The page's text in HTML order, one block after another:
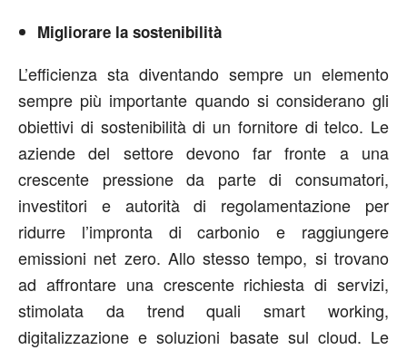
Migliorare la sostenibilità
L’efficienza sta diventando sempre un elemento
sempre più importante quando si considerano gli
obiettivi di sostenibilità di un fornitore di telco. Le
aziende del settore devono far fronte a una
crescente pressione da parte di consumatori,
investitori e autorità di regolamentazione per
ridurre l’impronta di carbonio e raggiungere
emissioni net zero. Allo stesso tempo, si trovano
ad affrontare una crescente richiesta di servizi,
stimolata da trend quali smart working,
digitalizzazione e soluzioni basate sul cloud. Le